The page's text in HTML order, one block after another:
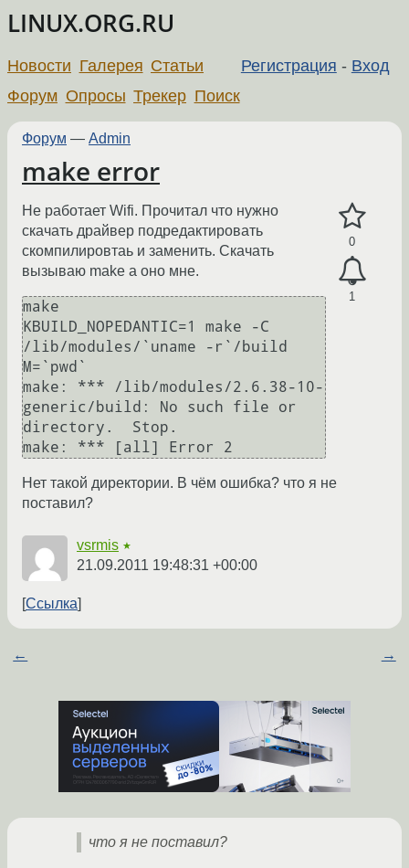
LINUX.ORG.RU
Регистрация - Вход
Новости Галерея Статьи
Форум Опросы Трекер Поиск
Форум — Admin
make error
0
1
Не работает Wifi. Прочитал что нужно
скачать драйвер подредактировать
скомпилировтаь и заменить. Скачать
вызываю make а оно мне.
make
KBUILD_NOPEDANTIC=1 make -C
/lib/modules/`uname -r`/build
M=`pwd`
make: *** /lib/modules/2.6.38-10-
generic/build: No such file or
directory.  Stop.
Нет такой директории. В чём ошибка? что я не
поставил?
vsrmis ★
21.09.2011 19:48:31 +00:00
Ссылка
← →
что я не поставил?